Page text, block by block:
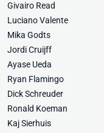
Givairo Read
Luciano Valente
Mika Godts
Jordi Cruijff
Ayase Ueda
Ryan Flamingo
Dick Schreuder
Ronald Koeman
Kaj Sierhuis